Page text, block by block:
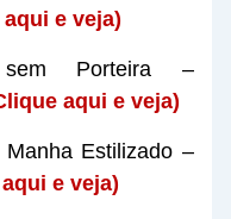
e veja)
Porteira –
aqui e veja)
Estilizado –
e veja)